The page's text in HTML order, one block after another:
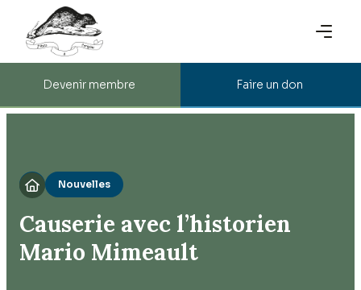
Devenir membre Faire un don
 Nouvelles
Causerie avec l’historien
Mario Mimeault